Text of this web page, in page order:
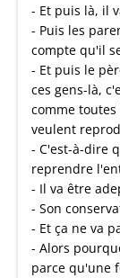
- Et puis là, il
- Puis les
compte qu'il
- Et puis le
ces gens-là,
comme toutes
veulent
- C'est-à-dire
reprendre
- Il va être
- Son
- Et ça ne va
- Alors
parce qu'une